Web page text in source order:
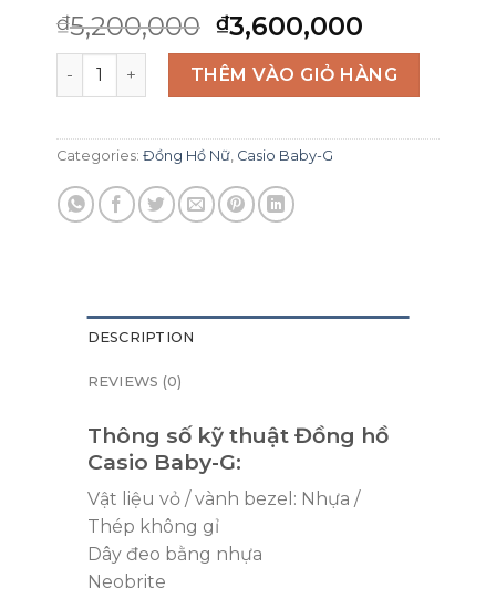
₫5,200,000 Original
price
was:
₫5,200,000.
₫3,600,000
price
is:
MSG-C150G-1A quantityTHÊM VÀO GIỎ HÀNG
Categories: Đồng Hồ Nữ, Casio Baby-G
DESCRIPTION
REVIEWS (0)
Thông số kỹ thuật Đồng hồ
Casio Baby-G:
Vật liệu vỏ / vành bezel: Nhựa /
Thép không gỉ
Dây đeo bằng nhựa
Neobrite